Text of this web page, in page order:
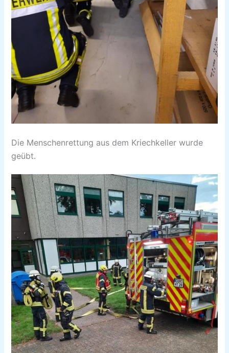
Die Menschenrettung aus dem Kriechkeller wurde
geübt.